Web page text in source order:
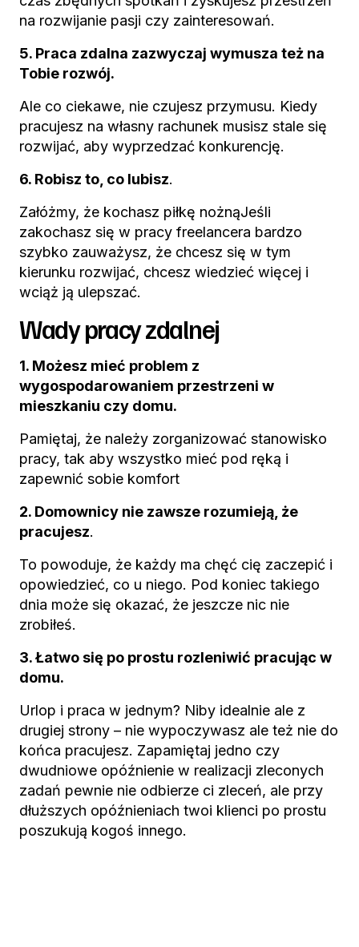
na rozwijanie pasji czy zainteresowań.
5. Praca zdalna zazwyczaj wymusza też na
Tobie rozwój.
Ale co ciekawe, nie czujesz przymusu. Kiedy
pracujesz na własny rachunek musisz stale się
rozwijać, aby wyprzedzać konkurencję.
6. Robisz to, co lubisz.
Załóżmy, że kochasz piłkę nożnąJeśli
zakochasz się w pracy freelancera bardzo
szybko zauważysz, że chcesz się w tym
kierunku rozwijać, chcesz wiedzieć więcej i
wciąż ją ulepszać.
Wady pracy zdalnej
1. Możesz mieć problem z
wygospodarowaniem przestrzeni w
mieszkaniu czy domu.
Pamiętaj, że należy zorganizować stanowisko
pracy, tak aby wszystko mieć pod ręką i
zapewnić sobie komfort
2. Domownicy nie zawsze rozumieją, że
pracujesz.
To powoduje, że każdy ma chęć cię zaczepić i
opowiedzieć, co u niego. Pod koniec takiego
dnia może się okazać, że jeszcze nic nie
zrobiłeś.
3. Łatwo się po prostu rozleniwić pracując w
domu.
Urlop i praca w jednym? Niby idealnie ale z
drugiej strony – nie wypoczywasz ale też nie do
końca pracujesz. Zapamiętaj jedno czy
dwudniowe opóźnienie w realizacji zleconych
zadań pewnie nie odbierze ci zleceń, ale przy
dłuższych opóźnieniach twoi klienci po prostu
poszukują kogoś innego.